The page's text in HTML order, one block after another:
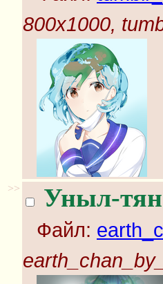
800x1000,
>> Уныл-тян
Файл: